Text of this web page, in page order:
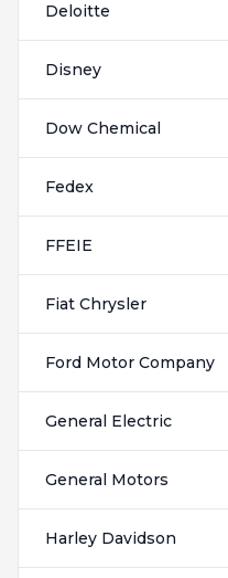
Deloitte
Disney
Dow Chemical
Fedex
FFEIE
Fiat Chrysler
Ford Motor Company
General Electric
General Motors
Harley Davidson